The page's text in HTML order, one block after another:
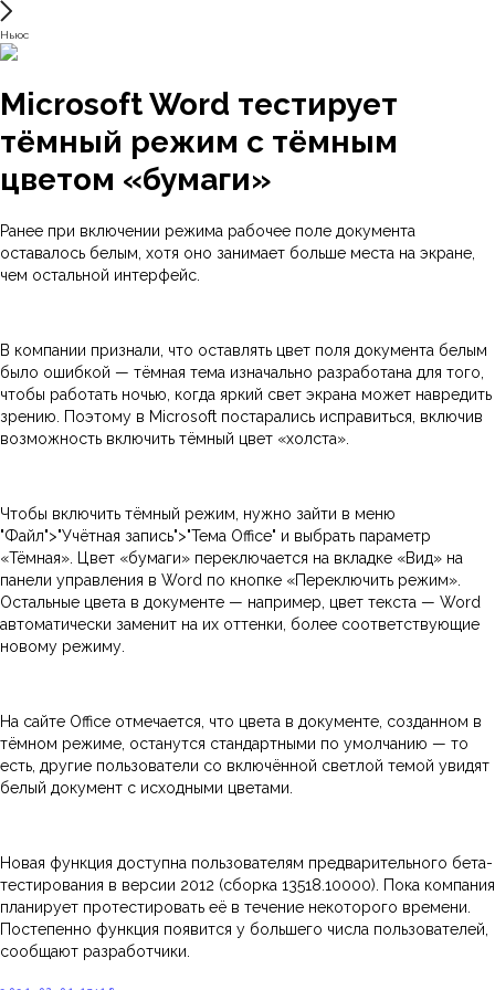
Ньюс
Microsoft Word тестирует
тёмный режим с тёмным
цветом «бумаги»
Ранее при включении режима рабочее поле документа
оставалось белым, хотя оно занимает больше места на экране,
чем остальной интерфейс.
В компании признали, что оставлять цвет поля документа белым
было ошибкой — тёмная тема изначально разработана для того,
чтобы работать ночью, когда яркий свет экрана может навредить
зрению. Поэтому в Microsoft постарались исправиться, включив
возможность включить тёмный цвет «холста».
Чтобы включить тёмный режим, нужно зайти в меню
"Файл">"Учётная запись">"Тема Office" и выбрать параметр
«Тёмная». Цвет «бумаги» переключается на вкладке «Вид» на
панели управления в Word по кнопке «Переключить режим».
Остальные цвета в документе — например, цвет текста — Word
автоматически заменит на их оттенки, более соответствующие
новому режиму.
На сайте Office отмечается, что цвета в документе, созданном в
тёмном режиме, останутся стандартными по умолчанию — то
есть, другие пользователи со включённой светлой темой увидят
белый документ с исходными цветами.
Новая функция доступна пользователям предварительного бета-
тестирования в версии 2012 (сборка 13518.10000). Пока компания
планирует протестировать её в течение некоторого времени.
Постепенно функция появится у большего числа пользователей,
сообщают разработчики.